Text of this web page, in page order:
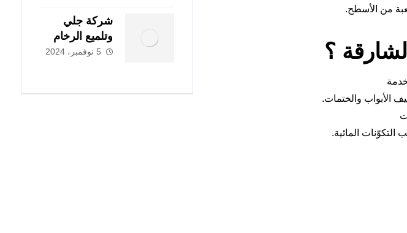
من الأسطح.
؟
الأبواب والختمات.
المائية.
شركة جلي
وتلميع الرخام
فى دبي
5 نوفمبر، 2024